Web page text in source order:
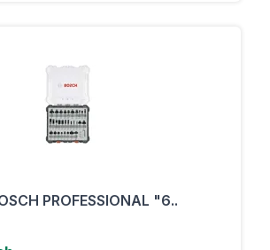
PROFESSIONAL "6..